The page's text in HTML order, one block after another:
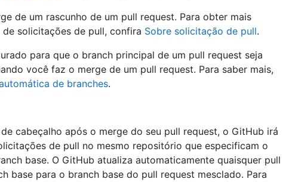
de um rascunho de um pull request. Para obter mais
solicitações de pull, confira Sobre solicitação de pull.
para que o branch principal de um pull request seja
você faz o merge de um pull request. Para saber mais,
de branches.
cabeçalho após o merge do seu pull request, o GitHub irá
de pull no mesmo repositório que especificam o
base. O GitHub atualiza automaticamente quaisquer pull
base para o branch base do pull request mesclado. Para